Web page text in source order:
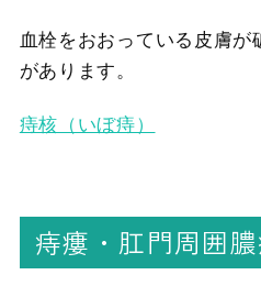
血栓をおおっている皮膚が
があります。
痔核（いぼ痔）
痔瘻・肛門周囲